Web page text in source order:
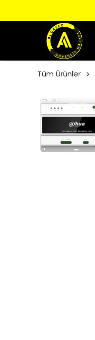
Tüm Ürünler